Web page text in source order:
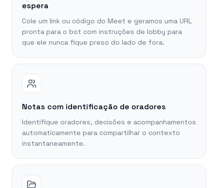
espera
Cole um link ou código do Meet e geramos uma URL
pronta para o bot com instruções de lobby para
que ele nunca fique preso do lado de fora.
Notas com identificação de oradores
Identifique oradores, decisões e acompanhamentos
automaticamente para compartilhar o contexto
instantaneamente.